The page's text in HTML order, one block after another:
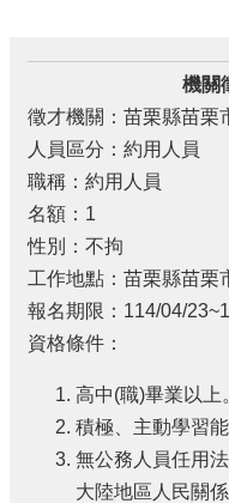
機關
徵才機關：苗栗縣苗栗
人員區分：約用人員
職稱：約用人員
名額：1
性別：不拘
工作地點：苗栗縣苗栗
報名期限：114/04/
資格條件：
高中(職)畢業以上
積極、主動學習
無公務人員任用
大陸地區人民關